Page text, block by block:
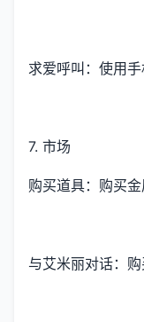
求爱呼叫：使用
7. 市场
购买道具：购买
与艾米丽对话：购